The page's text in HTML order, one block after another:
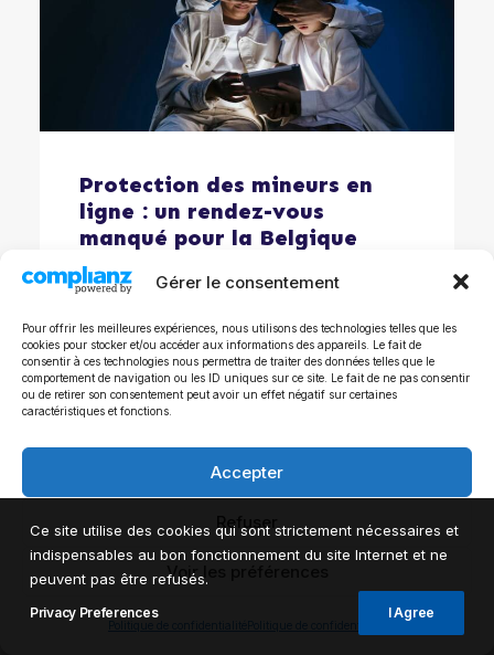
Gérer le consentement
Pour offrir les meilleures expériences, nous utilisons des technologies telles que les
cookies pour stocker et/ou accéder aux informations des appareils. Le fait de
consentir à ces technologies nous permettra de traiter des données telles que le
comportement de navigation ou les ID uniques sur ce site. Le fait de ne pas consentir
ou de retirer son consentement peut avoir un effet négatif sur certaines
caractéristiques et fonctions.
Accepter
Refuser
Voir les préférences
Protection des mineurs en
ligne : un rendez-vous
manqué pour la Belgique
Défense européenne : l’accord
franco-britannique valide
Ce site utilise des cookies qui sont strictement nécessaires et
indispensables au bon fonctionnement du site Internet et ne
peuvent pas être refusés.
Privacy Preferences I Agree